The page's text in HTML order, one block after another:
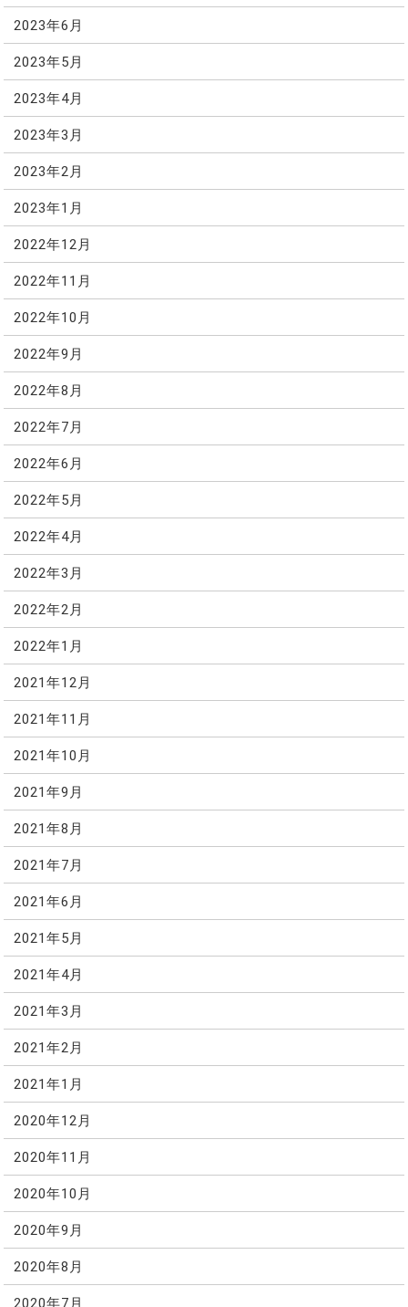
2023年6月
2023年5月
2023年4月
2023年3月
2023年2月
2023年1月
2022年12月
2022年11月
2022年10月
2022年9月
2022年8月
2022年7月
2022年6月
2022年5月
2022年4月
2022年3月
2022年2月
2022年1月
2021年12月
2021年11月
2021年10月
2021年9月
2021年8月
2021年7月
2021年6月
2021年5月
2021年4月
2021年3月
2021年2月
2021年1月
2020年12月
2020年11月
2020年10月
2020年9月
2020年8月
2020年7月